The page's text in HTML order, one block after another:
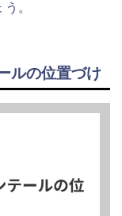
。
ルの位置づけ